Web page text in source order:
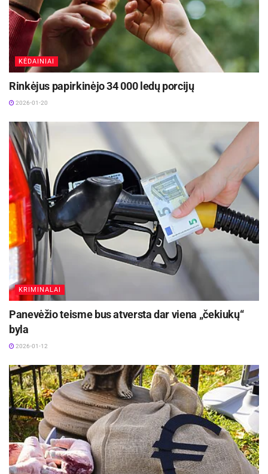
įstaigų vadovų pareigas reguliavime
2026-05-08
KĖDAINIAI
Rinkėjus papirkinėjo 34 000 ledų porcijų
2026-01-20
KRIMINALAI
Panevėžio teisme bus atversta dar viena „čekiukų“
byla
2026-01-12